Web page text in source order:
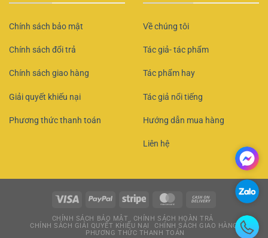
Chính sách bảo mật
Chính sách đổi trả
Chính sách giao hàng
Giải quyết khiếu nại
Phương thức thanh toán
Về chúng tôi
Tác giả- tác phẩm
Tác phẩm hay
Tác giả nổi tiếng
Hướng dẫn mua hàng
Liên hệ
CHÍNH SÁCH BẢO MẬT
CHÍNH SÁCH HOÀN TRẢ
CHÍNH SÁCH GIẢI QUYẾT KHIẾU NẠI
CHÍNH SÁCH GIAO HÀNG
PHƯƠNG THỨC THANH TOÁN